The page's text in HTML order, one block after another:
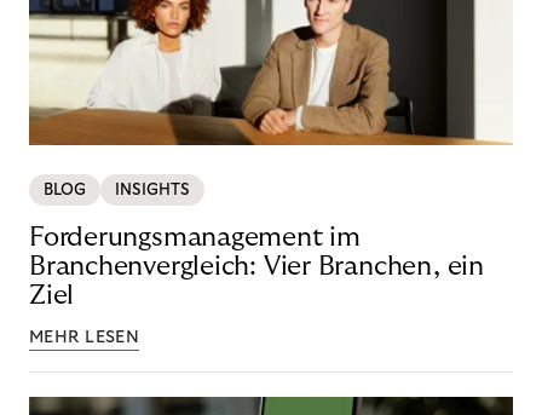
BLOG INSIGHTS
Forderungsmanagement im
Branchenvergleich: Vier Branchen, ein
Ziel
MEHR LESEN